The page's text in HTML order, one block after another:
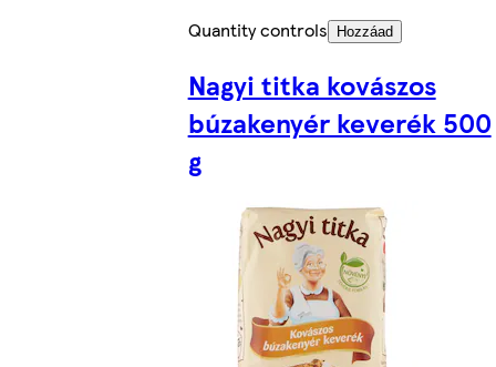
Quantity controls
Hozzáad
Nagyi titka kovászos
búzakenyér keverék 500
g